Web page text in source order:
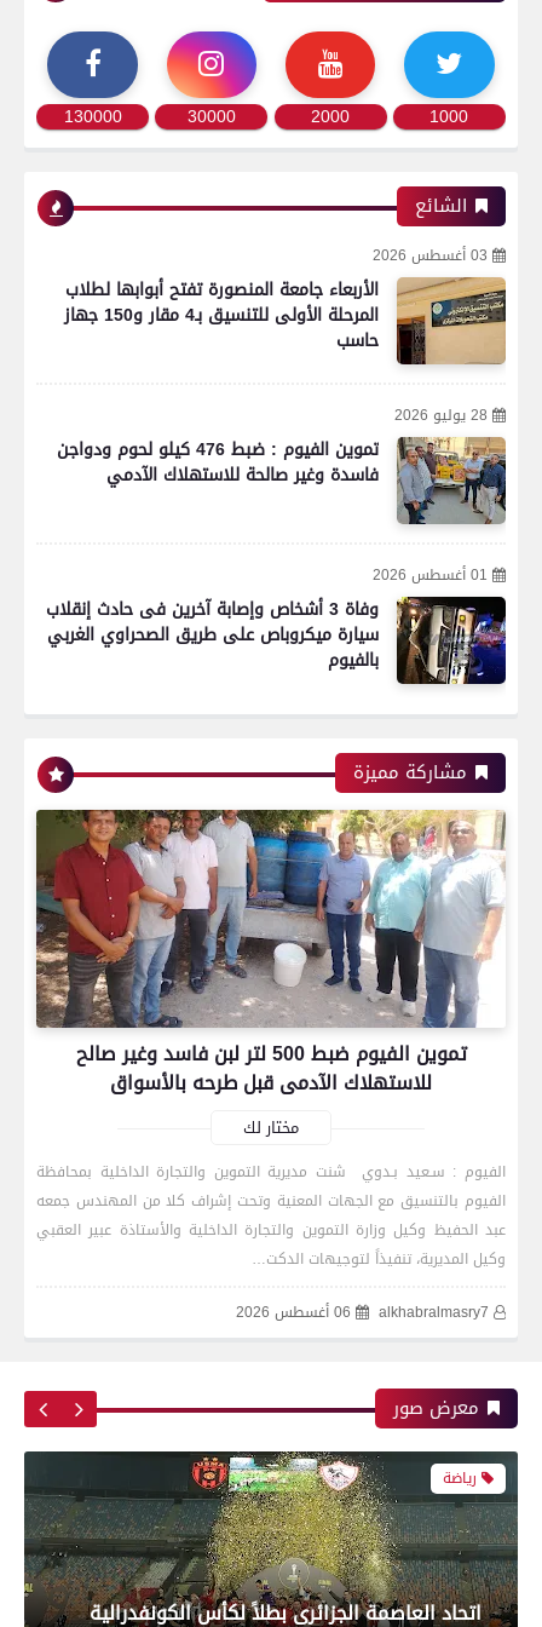
1000
2000
30000
130000
الشائع
03 أغسطس 2026
الأربعاء جامعة المنصورة تفتح أبوابها لطلاب
المرحلة الأولى للتنسيق بـ4 مقار و150 جهاز
حاسب
28 يوليو 2026
تموين الفيوم : ضبط 476 كيلو لحوم ودواجن
فاسدة وغير صالحة للاستهلاك الآدمي
01 أغسطس 2026
وفاة 3 أشخاص وإصابة آخرين فى حادث إنقلاب
سيارة ميكروباص على طريق الصحراوي الغربي
بالفيوم
مشاركة مميزة
تموين الفيوم ضبط 500 لتر لبن فاسد وغير صالح
للاستهلاك الآدمى قبل طرحه بالأسواق
مختار لك
الفيوم : سـعيد بـدوي شنت مديرية التموين والتجارة الداخلية بمحافظة
الفيوم بالتنسيق مع الجهات المعنية وتحت إشراف كلا من المهندس جمعه
عبد الحفيظ وكيل وزارة التموين والتجارة الداخلية والأستاذة عبير العقبي
وكيل المديرية، تنفيذاً لتوجيهات الدكت…
alkhabralmasry7
06 أغسطس 2026
معرض صور
رياضة
اتحاد العاصمة الجزائرى بطلاً لكأس الكونفدرالية
الإفريقية للمرة الثانية في تاريخه
رياضة
بعدسة الخبر المصري| شاهد أبرز لقطات الشوط
الأول لمباراة الزمالك واتحاد العاصمة الجزائري فى